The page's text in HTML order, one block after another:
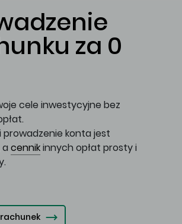
za 0
cele inwestycyjne bez
prowadzenie konta jest
cennikinnych opłat prosty i